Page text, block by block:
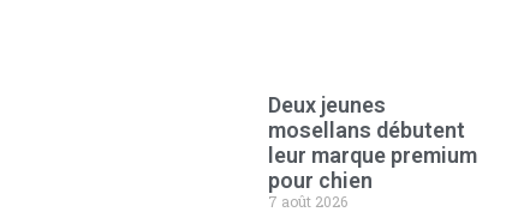
Deux jeunes
mosellans débutent
leur marque premium
pour chien
7 août 2026